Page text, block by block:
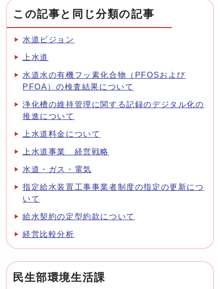
この記事と同じ分類の記事
水道ビジョン
上水道
水道水の有機フッ素化合物（PFOSおよび
PFOA）の検査結果について
浄化槽の維持管理に関する記録のデジタル化の
推進について
上水道料金について
上水道事業 経営戦略
水道・ガス・電気
指定給水装置工事事業者制度の指定の更新につ
いて
給水契約の定型約款について
経営比較分析
民生部環境生活課